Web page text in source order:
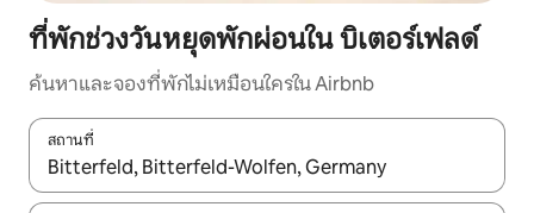
ที่พักช่วงวันหยุดพักผ่อนใน บิเตอร์เฟลด์
ค้นหาและจองที่พักไม่เหมือนใครใน Airbnb
สถานที่
ใช้ลูกศรขึ้นลง หรือใช้การสัมผัสหรือปัด เพื่อสำรวจผลการค้นหา